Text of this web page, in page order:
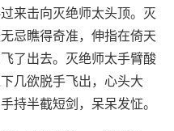
来击向灭绝师太头顶。灭
忌瞧得奇准，伸指在倚天
了出去。灭绝师太手臂酸
几欲脱手飞出，心头大
持半截短剑，呆呆发怔。